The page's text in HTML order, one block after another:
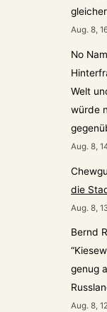
Aug. 8,
No
Welt
würde
Aug. 8,
die
Aug. 8,
Bernd
“
genug
Aug. 8,